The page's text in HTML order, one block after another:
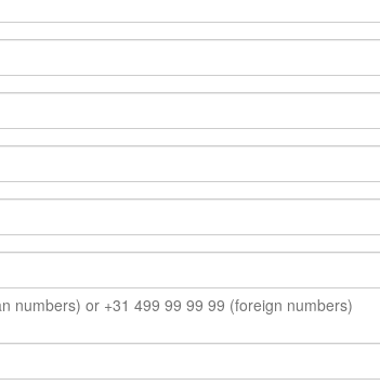
numbers) or +31 499 99 99 99 (foreign numbers)